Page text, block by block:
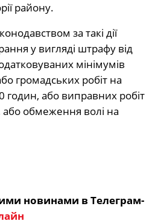
району.
за такі дії
у вигляді штрафу від
мінімумів
громадських робіт на
годин, або виправних робіт
або обмеження волі на
новинами в Телеграм-